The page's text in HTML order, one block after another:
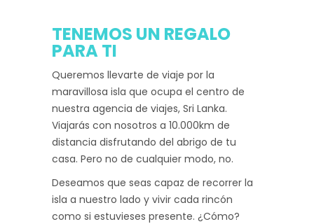
TENEMOS UN REGALO
PARA TI
Queremos llevarte de viaje por la
maravillosa isla que ocupa el centro de
nuestra agencia de viajes, Sri Lanka.
Viajarás con nosotros a 10.000km de
distancia disfrutando del abrigo de tu
casa. Pero no de cualquier modo, no.
Deseamos que seas capaz de recorrer la
isla a nuestro lado y vivir cada rincón
como si estuvieses presente. ¿Cómo?